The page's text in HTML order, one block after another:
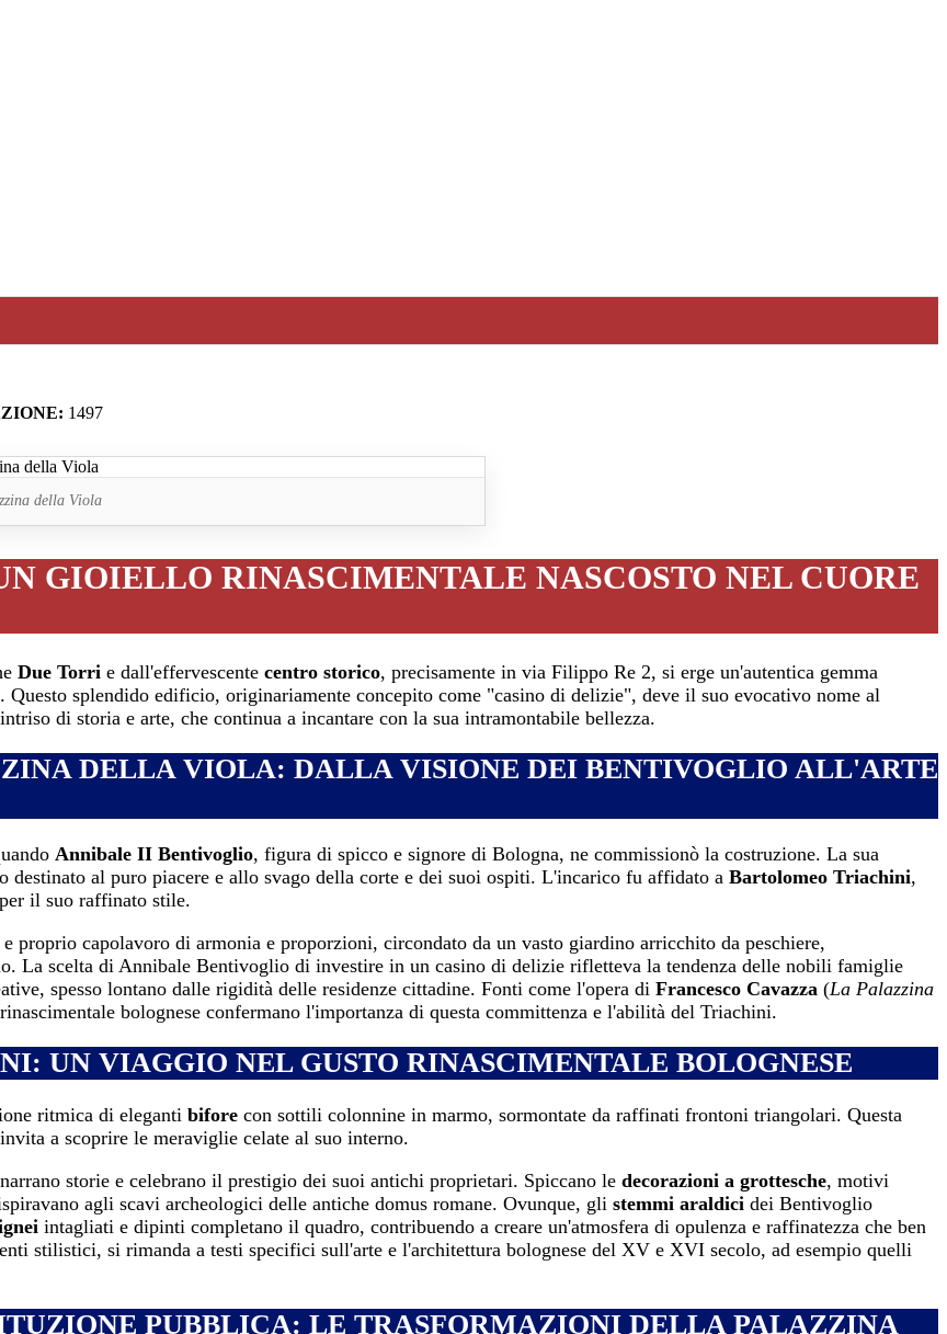
1497
della Viola
GIOIELLO RINASCIMENTALE NASCOSTO NEL CUORE
Due Torri e dall'effervescente centro storico, precisamente in via Filippo Re 2, si erge un'autentica gemma
. Questo splendido edificio, originariamente concepito come "casino di delizie", deve il suo evocativo nome al
di storia e arte, che continua a incantare con la sua intramontabile bellezza.
DELLA VIOLA: DALLA VISIONE DEI BENTIVOGLIO ALL'ARTE
Annibale II Bentivoglio, figura di spicco e signore di Bologna, ne commissionò la costruzione. La sua
destinato al puro piacere e allo svago della corte e dei suoi ospiti. L'incarico fu affidato a Bartolomeo Triachini,
il suo raffinato stile.
proprio capolavoro di armonia e proporzioni, circondato da un vasto giardino arricchito da peschiere,
La scelta di Annibale Bentivoglio di investire in un casino di delizie rifletteva la tendenza delle nobili famiglie
spesso lontano dalle rigidità delle residenze cittadine. Fonti come l'opera di Francesco Cavazza (La Palazzina
bolognese confermano l'importanza di questa committenza e l'abilità del Triachini.
UN VIAGGIO NEL GUSTO RINASCIMENTALE BOLOGNESE
ritmica di eleganti bifore con sottili colonnine in marmo, sormontate da raffinati frontoni triangolari. Questa
a scoprire le meraviglie celate al suo interno.
storie e celebrano il prestigio dei suoi antichi proprietari. Spiccano le decorazioni a grottesche, motivi
agli scavi archeologici delle antiche domus romane. Ovunque, gli stemmi araldici dei Bentivoglio
intagliati e dipinti completano il quadro, contribuendo a creare un'atmosfera di opulenza e raffinatezza che ben
stilistici, si rimanda a testi specifici sull'arte e l'architettura bolognese del XV e XVI secolo, ad esempio quelli
PUBBLICA: LE TRASFORMAZIONI DELLA PALAZZINA